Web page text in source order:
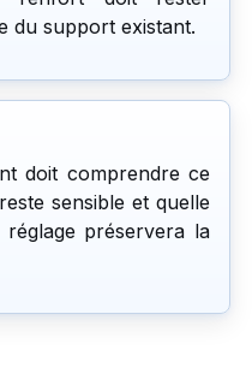
du support existant.
doit comprendre ce
sensible et quelle
préservera la